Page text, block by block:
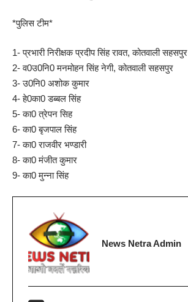
*पुलिस टीम*
1- प्रभारी निरीक्षक प्रदीप सिंह रावत, कोतवाली सहसपुर
2- व0उ0नि0 मनमोहन सिंह नेगी, कोतवाली सहसपुर
3- उ0नि0 अशोक कुमार
4- हे0का0 डब्बल सिंह
5- का0 त्रेपन सिह
6- का0 बृजपाल सिंह
7- का0 राजवीर भण्डारी
8- का0 मंजीत कुमार
9- का0 मुन्ना सिंह
News Netra Admin